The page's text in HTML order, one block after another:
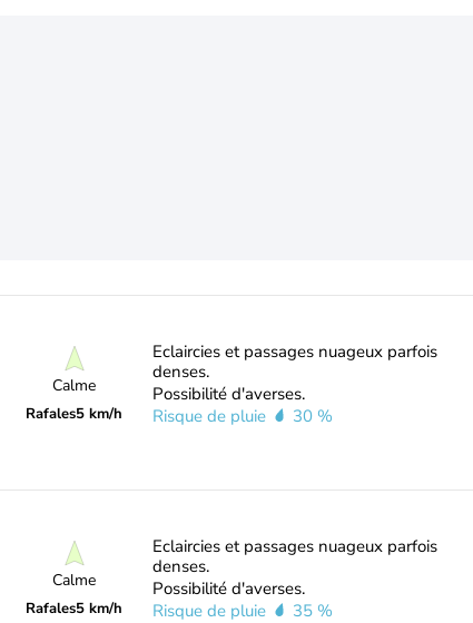
Calme
Rafales5 km/h
Eclaircies et passages nuageux parfois
denses.
Possibilité d'averses.
Risque de pluie
30 %
Calme
Rafales5 km/h
Eclaircies et passages nuageux parfois
denses.
Possibilité d'averses.
Risque de pluie
35 %